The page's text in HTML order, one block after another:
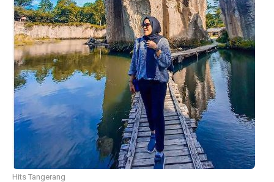
Hits Tangerang